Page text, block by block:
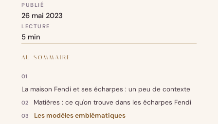
PUBLIÉ
26 mai 2023
LECTURE
5 min
AU SOMMAIRE
La maison Fendi et ses écharpes : un peu de contexte
Matières : ce qu'on trouve dans les écharpes Fendi
Les modèles emblématiques